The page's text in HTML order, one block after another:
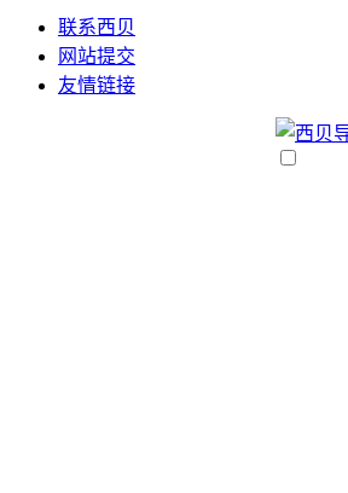
联系西贝
网站提交
友情链接